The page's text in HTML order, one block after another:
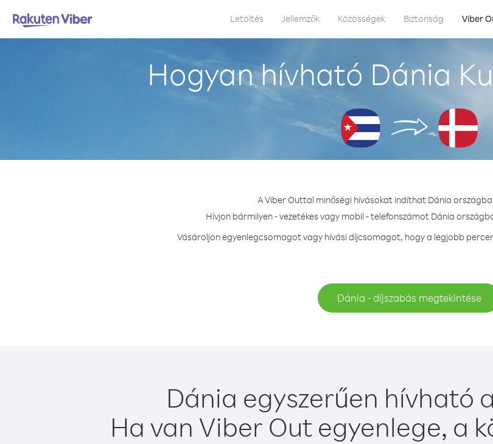
Letöltés Jellemzők Közösségek Biztonság Viber
Hogyan hívható Dánia
A Viber Outtal minőségi hívásokat indíthat Dánia
Hívjon bármilyen - vezetékes vagy mobil - telefonszámot Dánia
Vásároljon egyenlegcsomagot vagy hívási díjcsomagot, hogy a legjobb
Dánia - díjszabás megtekintése
Dánia egyszerűen hívható
Ha van Viber Out egyenlege, a